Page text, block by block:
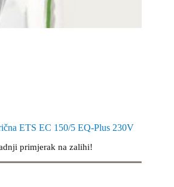
ETS EC 150/5 EQ-Plus 230V
primjerak na zalihi!